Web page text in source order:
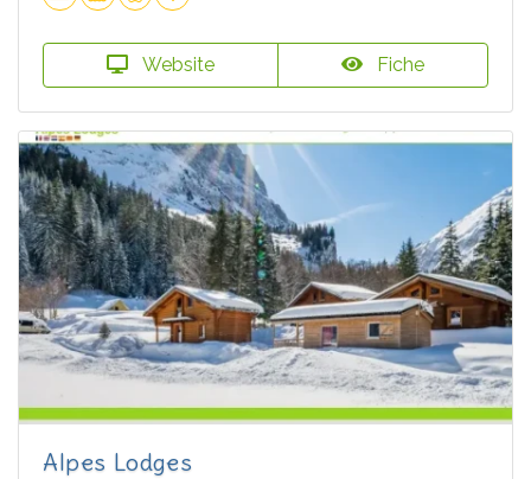
Website Fiche
Alpes Lodges